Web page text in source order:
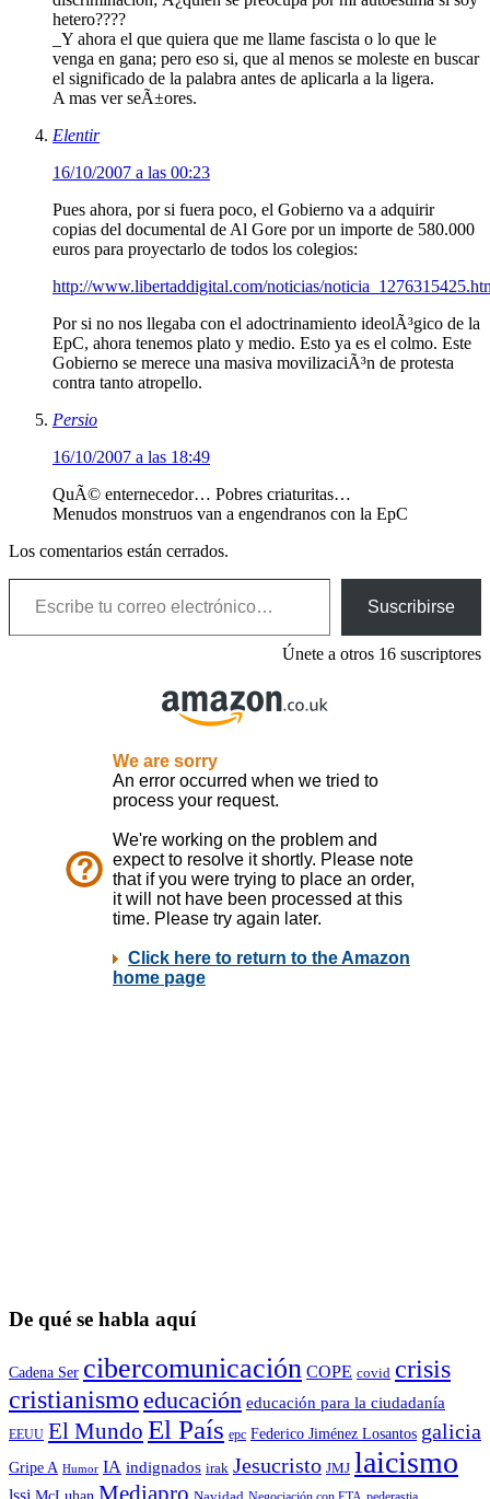
hetero????
_Y ahora el que quiera que me llame fascista o lo que le
venga en gana; pero eso si, que al menos se moleste en buscar
el significado de la palabra antes de aplicarla a la ligera.
A mas ver seÃ±ores.
Elentir
16/10/2007 a las 00:23
Pues ahora, por si fuera poco, el Gobierno va a adquirir
copias del documental de Al Gore por un importe de 580.000
euros para proyectarlo de todos los colegios:
http://www.libertaddigital.com/noticias/
Por si no nos llegaba con el adoctrinamiento ideolÃ³gico de la
EpC, ahora tenemos plato y medio. Esto ya es el colmo. Este
Gobierno se merece una masiva movilizaciÃ³n de protesta
contra tanto atropello.
Persio
16/10/2007 a las 18:49
QuÃ© enternecedor… Pobres criaturitas…
Menudos monstruos van a engendranos con la EpC
Los comentarios están cerrados.
Escribe tu correo electrónico…
Suscribirse
Únete a otros 16 suscriptores
De qué se habla aquí
Cadena Ser cibercomunicación COPE covid crisis
cristianismo educación educación para la ciudadaní­a
EEUU El Mundo El País epc Federico Jiménez Losantos galicia
Gripe A Humor IA indignados irak Jesucristo JMJ laicismo
lssi Mediapro